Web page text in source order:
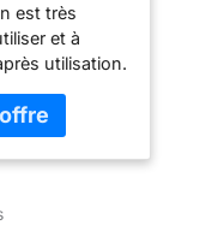
qualité
(1000
est très
et à
utilisation.
chaude pour
parfaite de
mortes.
over your